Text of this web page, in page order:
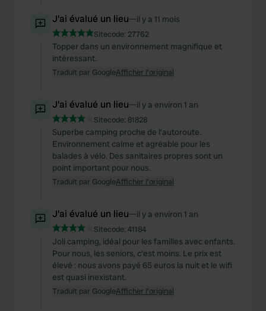
J'ai évalué un lieu—il y a 11 mois
Sitecode: 27762
Topper dans un environnement magnifique et
intéressant.
Traduit par GoogleAfficher l'original
J'ai évalué un lieu—il y a environ 1 an
Sitecode: 81828
Superbe camping proche de l'autoroute.
Environnement calme et agréable pour les
balades à vélo. Des sanitaires propres sont un
point important pour nous.
Traduit par GoogleAfficher l'original
J'ai évalué un lieu—il y a environ 1 an
Sitecode: 41184
Joli camping, idéal pour les familles avec enfants.
Pour nous, les seniors, c'est moins. Le prix est
élevé : nous avons payé 65 euros la nuit et le wifi
est quasi inexistant.
Traduit par GoogleAfficher l'original